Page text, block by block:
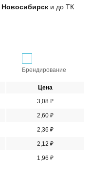
Новосибирск и до ТК
Брендирование
Цена
3,08 ₽
2,60 ₽
2,36 ₽
2,12 ₽
1,96 ₽